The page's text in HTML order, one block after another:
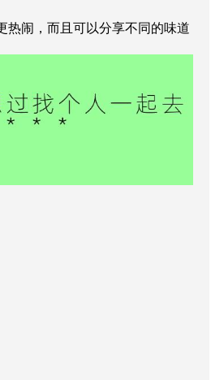
热闹，而且可以分享不同的味道